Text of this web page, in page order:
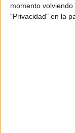
momento
"Privacidad" en la